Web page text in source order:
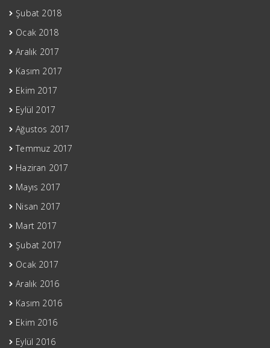
Şubat 2018
Ocak 2018
Aralık 2017
Kasım 2017
Ekim 2017
Eylül 2017
Ağustos 2017
Temmuz 2017
Haziran 2017
Mayıs 2017
Nisan 2017
Mart 2017
Şubat 2017
Ocak 2017
Aralık 2016
Kasım 2016
Ekim 2016
Eylül 2016